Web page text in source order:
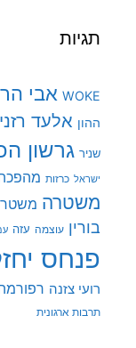
תגיות
WOKE אבי
ההון אלעד
שניר גרשון
ישראל כרזות
משטרה
בורין עוצמה עזה
פנחס
רועי צזנה
תרבות ארגונית